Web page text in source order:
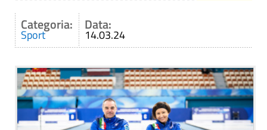
Categoria:
Sport
Data:
14.03.24